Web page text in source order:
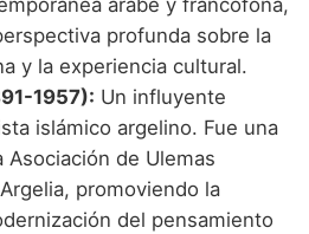
árabe y francófona,
profunda sobre la
y la experiencia cultural.
1957): Un influyente
islámico argelino. Fue una
Asociación de Ulemas
promoviendo la
del pensamiento